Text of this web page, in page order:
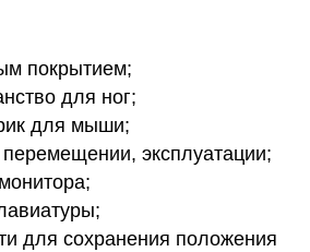
покрытием;
для ног;
для мыши;
перемещении, эксплуатации;
для сохранения положения